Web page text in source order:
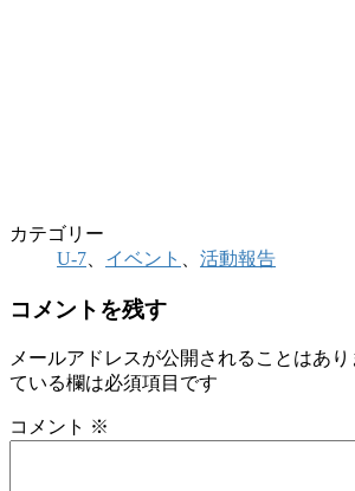
カテゴリー
U-7
イベント 活動報告
コメントを残す
メールアドレスが公開されることはあり
ている欄は必須項目です
コメント ※